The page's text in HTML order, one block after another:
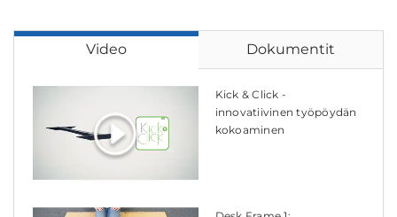
Video Dokumentit
Kick & Click -
innovatiivinen työpöydän
kokoaminen